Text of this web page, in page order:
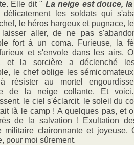
Elle dit " La neige est douce,
délicatement les soldats qui
le héros hargeux et pugnace,
aller, de ne pas
fort à un coma. Furieuse, la
et s'envole dans les airs.
et la sorcière a déclenché
le chef oblige les
résister au mortel
de la neige collante. Et
le ciel s'éclarcit, le soleil du
là le camp ! A quelques pas, et
de la salvation ! Exultation
militaire claironnante et joyeuse.
pour moi sûrement.